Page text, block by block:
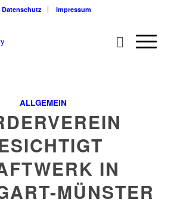
Datenschutz Impressum
ALLGEMEIN
IN
MÜNSTER